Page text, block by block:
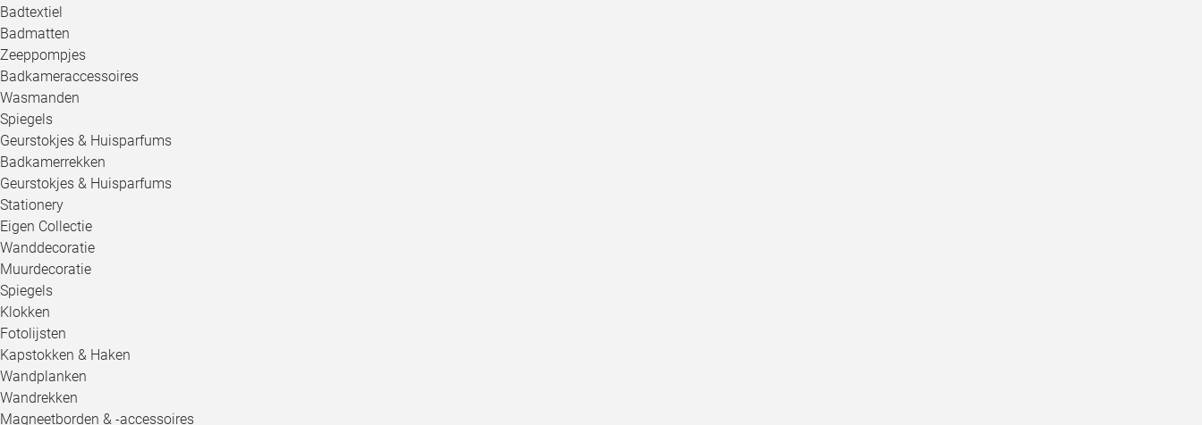
Badtextiel
Badmatten
Zeeppompjes
Badkameraccessoires
Wasmanden
Spiegels
Geurstokjes & Huisparfums
Badkamerrekken
Geurstokjes & Huisparfums
Stationery
Eigen Collectie
Wanddecoratie
Muurdecoratie
Spiegels
Klokken
Fotolijsten
Kapstokken & Haken
Wandplanken
Wandrekken
Magneetborden & -accessoires